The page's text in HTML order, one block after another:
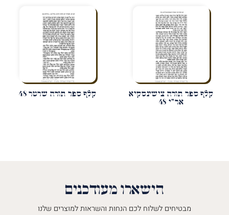
קלף ספר תורה צישינסקיא
אר"י 48
קלף ספר תורה שרטר 48
הישארו מעודכנים
מבטיחים לשלוח לכם הנחות והשראות למוצרים שלנו